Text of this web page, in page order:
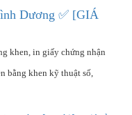
Dương ✅ [GIÁ
khen, in giấy chứng nhận
bằng khen kỹ thuật số,